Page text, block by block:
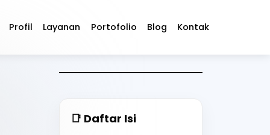
Profil Layanan Portofolio Blog Kontak
📑 Daftar Isi